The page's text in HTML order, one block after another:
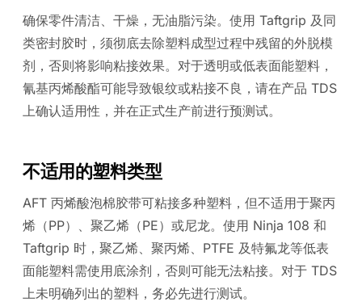
确保零件清洁、干燥，无油脂污染。使用 Taftgrip 及同
类密封胶时，须彻底去除塑料成型过程中残留的外脱模
剂，否则将影响粘接效果。对于透明或低表面能塑料，
氰基丙烯酸酯可能导致银纹或粘接不良，请在产品 TDS
上确认适用性，并在正式生产前进行预测试。
不适用的塑料类型
AFT 丙烯酸泡棉胶带可粘接多种塑料，但不适用于聚丙
烯（PP）、聚乙烯（PE）或尼龙。使用 Ninja 108 和
Taftgrip 时，聚乙烯、聚丙烯、PTFE 及特氟龙等低表
面能塑料需使用底涂剂，否则可能无法粘接。对于 TDS
上未明确列出的塑料，务必先进行测试。